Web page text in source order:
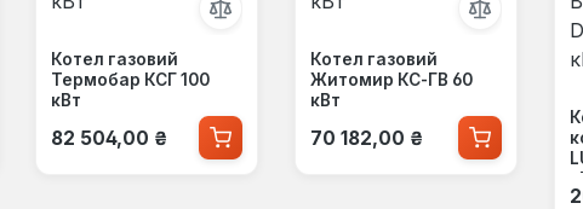
Котел газовий
Термобар КСГ 100
кВт
Звичайна ціна:
82 504,00 ₴
Котел газовий
Житомир КС-ГВ 60
кВт
Звичайна ціна:
70 182,00 ₴